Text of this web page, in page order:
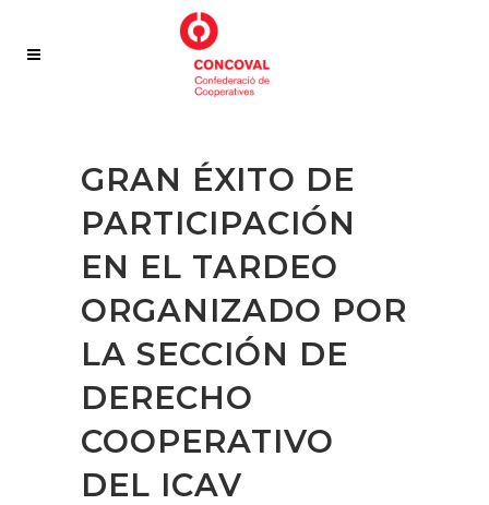
GRAN ÉXITO DE
PARTICIPACIÓN
EN EL TARDEO
ORGANIZADO POR
LA SECCIÓN DE
DERECHO
COOPERATIVO
DEL ICAV